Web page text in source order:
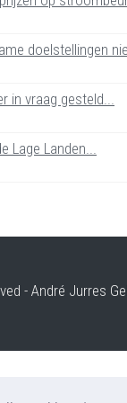
doelstellingen
in vraag gesteld...
Lage Landen...
- André Jurres